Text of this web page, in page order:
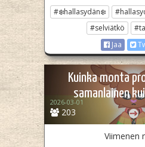
#❄️hallasydän❄️
#selviätkö
Jaa
Kuinka monta
samanlainen
203
2026-03-01
Viimenen